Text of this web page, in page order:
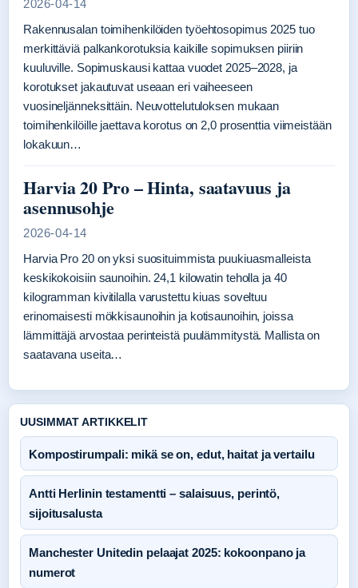
2026-04-14
Rakennusalan toimihenkilöiden työehtosopimus 2025 tuo
merkittäviä palkankorotuksia kaikille sopimuksen piiriin
kuuluville. Sopimuskausi kattaa vuodet 2025–2028, ja
korotukset jakautuvat useaan eri vaiheeseen
vuosineljänneksittäin. Neuvottelutuloksen mukaan
toimihenkilöille jaettava korotus on 2,0 prosenttia viimeistään
lokakuun…
Harvia 20 Pro – Hinta, saatavuus ja
asennusohje
2026-04-14
Harvia Pro 20 on yksi suosituimmista puukiuasmalleista
keskikokoisiin saunoihin. 24,1 kilowatin teholla ja 40
kilogramman kivitilalla varustettu kiuas soveltuu
erinomaisesti mökkisaunoihin ja kotisaunoihin, joissa
lämmittäjä arvostaa perinteistä puulämmitystä. Mallista on
saatavana useita…
UUSIMMAT ARTIKKELIT
Kompostirumpali: mikä se on, edut, haitat ja vertailu
Antti Herlinin testamentti – salaisuus, perintö,
sijoitusalusta
Manchester Unitedin pelaajat 2025: kokoonpano ja
numerot